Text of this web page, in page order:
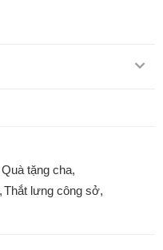
Quà tặng cha,
,Thắt lưng công sở,